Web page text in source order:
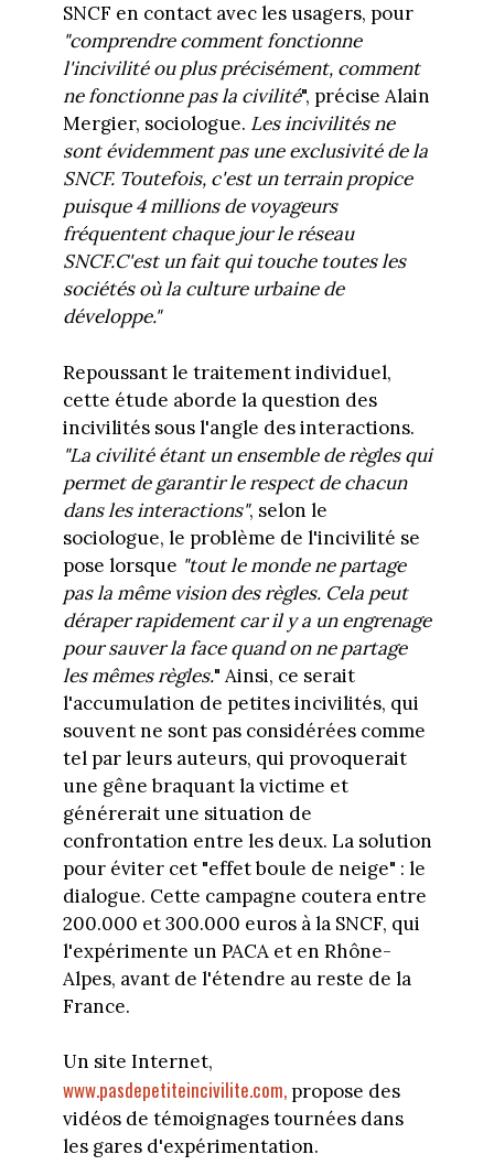
SNCF en contact avec les usagers, pour
"comprendre comment fonctionne
l'incivilité ou plus précisément, comment
ne fonctionne pas la civilité", précise Alain
Mergier, sociologue. Les incivilités ne
sont évidemment pas une exclusivité de la
SNCF. Toutefois, c'est un terrain propice
puisque 4 millions de voyageurs
fréquentent chaque jour le réseau
SNCF.C'est un fait qui touche toutes les
sociétés où la culture urbaine de
développe."
Repoussant le traitement individuel,
cette étude aborde la question des
incivilités sous l'angle des interactions.
"La civilité étant un ensemble de règles qui
permet de garantir le respect de chacun
dans les interactions", selon le
sociologue, le problème de l'incivilité se
pose lorsque "tout le monde ne partage
pas la même vision des règles. Cela peut
déraper rapidement car il y a un engrenage
pour sauver la face quand on ne partage
les mêmes règles." Ainsi, ce serait
l'accumulation de petites incivilités, qui
souvent ne sont pas considérées comme
tel par leurs auteurs, qui provoquerait
une gêne braquant la victime et
générerait une situation de
confrontation entre les deux. La solution
pour éviter cet "effet boule de neige" : le
dialogue. Cette campagne coutera entre
200.000 et 300.000 euros à la SNCF, qui
l'expérimente un PACA et en Rhône-
Alpes, avant de l'étendre au reste de la
France.
Un site Internet,
www.pasdepetiteincivilite.com,propose des
vidéos de témoignages tournées dans
les gares d'expérimentation.